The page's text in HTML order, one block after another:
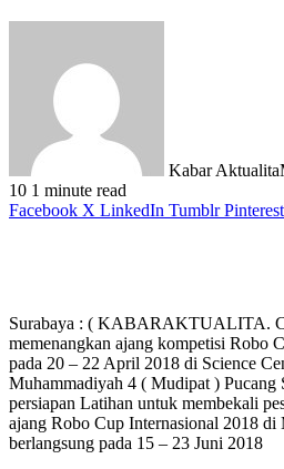
Kabar Aktualita
10 1 minute read
Facebook X LinkedIn Tumblr Pinterest
Surabaya : ( KABARAKTUALITA.
memenangkan ajang kompetisi Robo
pada 20 – 22 April 2018 di Science
Muhammadiyah 4 ( Mudipat ) Pucang
persiapan Latihan untuk membekali
ajang Robo Cup Internasional 2018 di
berlangsung pada 15 – 23 Juni 2018